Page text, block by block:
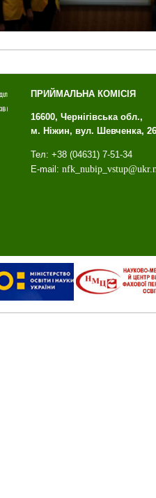
ПРИЙМАЛЬНА КОМІСІЯ
16600, Чернігівська обл.,
м. Ніжин, вул. Шевченка, 26
Тел: +38 (04631) 7-51-34
E-mail: nfk_ nubip_ vstup@ukr.